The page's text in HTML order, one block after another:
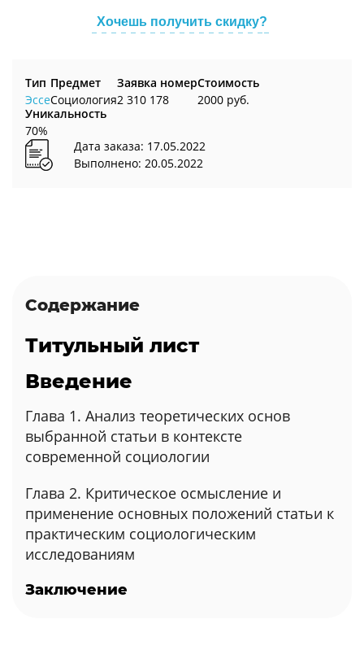
Хочешь получить скидку?
Тип
Эссе
Предмет
Социология
Заявка номер
2 310 178
Стоимость
2000 руб.
Уникальность
70%
Дата заказа: 17.05.2022
Выполнено: 20.05.2022
Содержание
Титульный лист
Введение
Глава 1. Анализ теоретических основ
выбранной статьи в контексте
современной социологии
Глава 2. Критическое осмысление и
применение основных положений статьи к
практическим социологическим
исследованиям
Заключение